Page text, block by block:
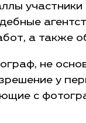
участники
а также
не
у
с